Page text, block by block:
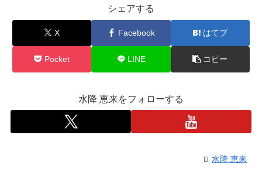
シェアする
X Facebook はてブ
Pocket LINE コピー
水降 恵来をフォローする
水降 恵来